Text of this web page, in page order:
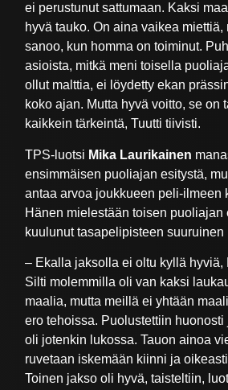
ei perustunut sattumaan. Kaksi
hyvä tauko. On aina vaikea
sanoo, kun homma on toiminut.
asioista, mitkä meni toisella
ollut malttia, ei löydetty ekan
koko ajan. Mutta hyvä voitto, se on
kaikkein tärkeintä, Tuutti tiivisti.
TPS-luotsi Mika Laurikainen
ensimmäisen puoliajan esitystä,
antaa arvoa joukkueen peli-ilmeen
Hänen mielestään toisen puoliajan
kuulunut tasapelipisteen suuruinen
– Ekalla jaksolla ei oltu kyllä hyviä,
Silti molemmilla oli van kaksi
maalia, mutta meillä ei yhtään
ero tehoissa. Puolustettiin
oli jotenkin lukossa. Tauon ainoa
ruvetaan iskemään kiinni ja
Toinen jakso oli hyvä, taisteltiin,